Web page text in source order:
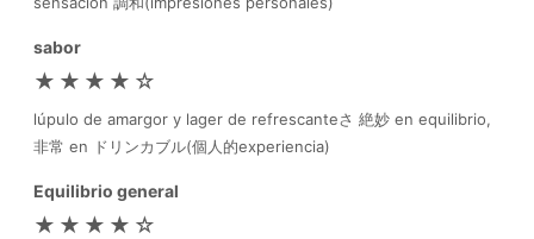
sabor
★★★★☆
lúpulo de amargor y lager de refrescanteさ 絶妙 en equilibrio,
非常 en ドリンカブル(個人的experiencia)
Equilibrio general
★★★★☆